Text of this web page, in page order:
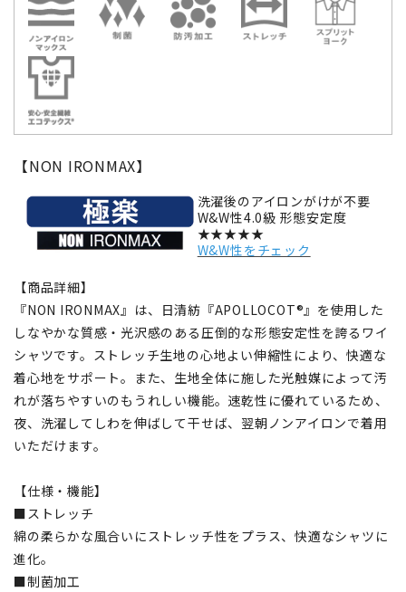
【NON IRONMAX】
洗濯後のアイロンがけが不要
W&W性4.0級 形態安定度
★★★★★
W&W性をチェック
【商品詳細】
『NON IRONMAX』は、日清紡『APOLLOCOT®』を使用した
しなやかな質感・光沢感のある圧倒的な形態安定性を誇るワイ
シャツです。ストレッチ生地の心地よい伸縮性により、快適な
着心地をサポート。また、生地全体に施した光触媒によって汚
れが落ちやすいのもうれしい機能。速乾性に優れているため、
夜、洗濯してしわを伸ばして干せば、翌朝ノンアイロンで着用
いただけます。
【仕様・機能】
■ストレッチ
綿の柔らかな風合いにストレッチ性をプラス、快適なシャツに
進化。
■制菌加工